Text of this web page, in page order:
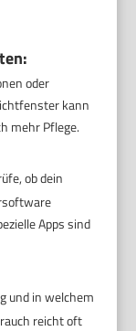
oder
kann
mehr Pflege.
ob dein
Apps sind
und in welchem
reicht oft